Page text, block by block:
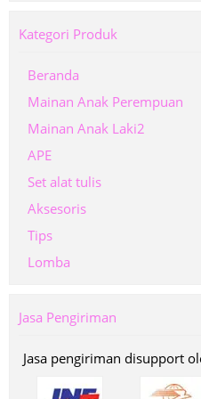
Kategori Produk
Beranda
Mainan Anak Perempuan
Mainan Anak Laki2
APE
Set alat tulis
Aksesoris
Tips
Lomba
Jasa Pengiriman
Jasa pengiriman disupport